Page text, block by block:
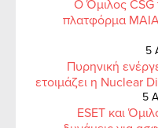
Ο Όμιλος CSG
πλατφόρμα
5
Πυρηνική
ετοιμάζει η Nuclear
5
ESET και